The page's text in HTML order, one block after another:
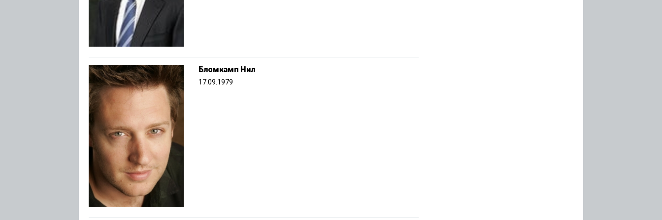
Бломкамп Нил
17.09.1979